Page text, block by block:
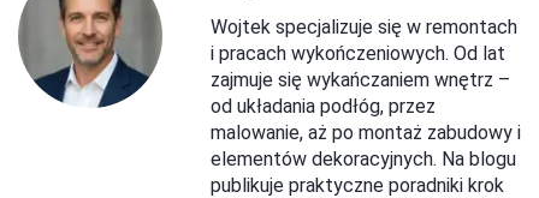
Wojtek specjalizuje się w remontach
i pracach wykończeniowych. Od lat
zajmuje się wykańczaniem wnętrz –
od układania podłóg, przez
malowanie, aż po montaż zabudowy i
elementów dekoracyjnych. Na blogu
publikuje praktyczne poradniki krok